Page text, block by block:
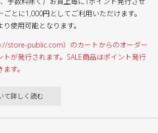
とに1,000円としてご利用いただけます。
使用可能となります。
store-public.com）のカートからのオーダー
トが発行されます。SALE商品はポイント発行
す。
て詳しく読む